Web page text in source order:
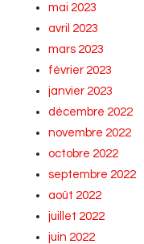
mai 2023
avril 2023
mars 2023
février 2023
janvier 2023
décembre 2022
novembre 2022
octobre 2022
septembre 2022
août 2022
juillet 2022
juin 2022